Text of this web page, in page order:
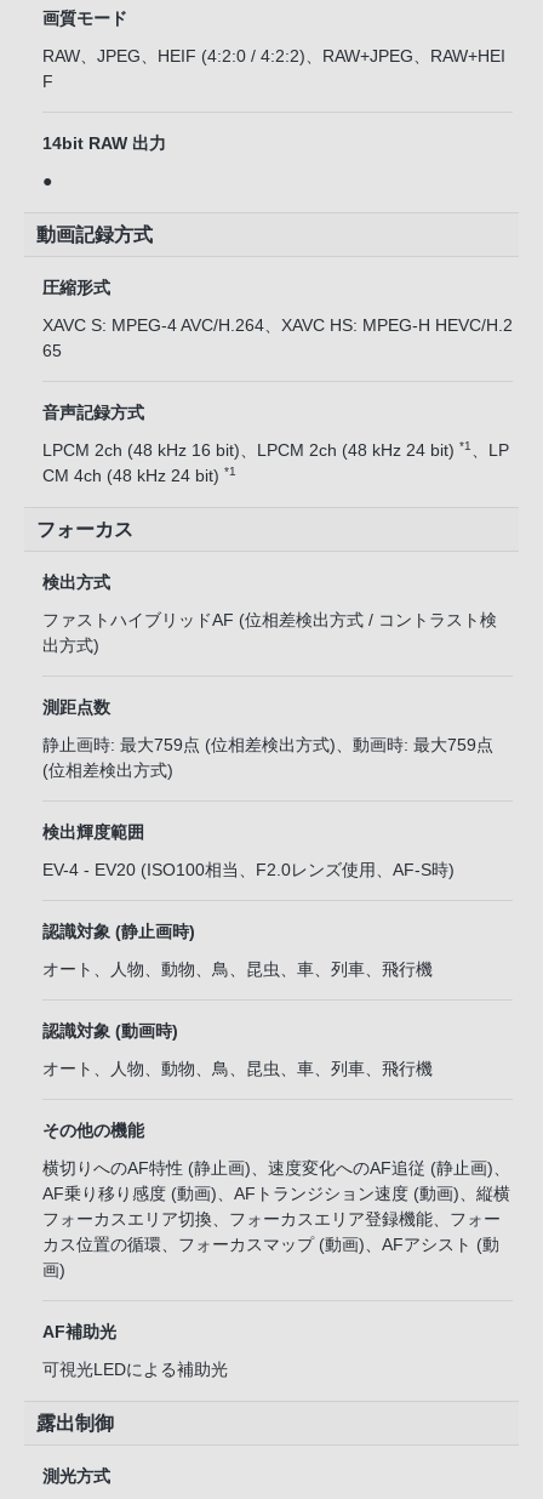
画質モード
RAW、JPEG、HEIF (4:2:0 / 4:2:2)、RAW+JPEG、RAW+HEI
F
14bit RAW 出力
●
動画記録方式
圧縮形式
XAVC S: MPEG-4 AVC/H.264、XAVC HS: MPEG-H HEVC/H.2
65
音声記録方式
LPCM 2ch (48 kHz 16 bit)、LPCM 2ch (48 kHz 24 bit) *1
、LP
CM 4ch (48 kHz 24 bit) *1
フォーカス
検出方式
ファストハイブリッドAF (位相差検出方式 / コントラスト検
出方式)
測距点数
静止画時: 最大759点 (位相差検出方式)、動画時: 最大759点
(位相差検出方式)
検出輝度範囲
EV-4 - EV20 (ISO100相当、F2.0レンズ使用、AF-S時)
認識対象 (静止画時)
オート、人物、動物、鳥、昆虫、車、列車、飛行機
認識対象 (動画時)
オート、人物、動物、鳥、昆虫、車、列車、飛行機
その他の機能
横切りへのAF特性 (静止画)、速度変化へのAF追従 (静止画)、
AF乗り移り感度 (動画)、AFトランジション速度 (動画)、縦横
フォーカスエリア切換、フォーカスエリア登録機能、フォー
カス位置の循環、フォーカスマップ (動画)、AFアシスト (動
画)
AF補助光
可視光LEDによる補助光
露出制御
測光方式